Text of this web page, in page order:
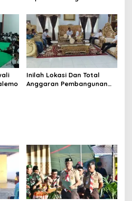
Inilah Lokasi Dan Total
Anggaran Pembangunan